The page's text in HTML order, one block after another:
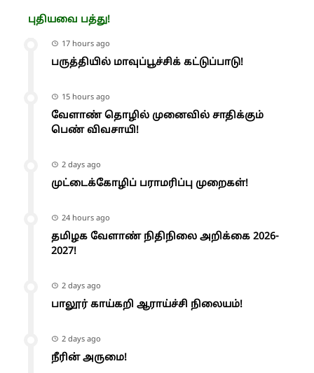
புதியவை பத்து!
17 hours ago
பருத்தியில் மாவுப்பூச்சிக் கட்டுப்பாடு!
15 hours ago
வேளாண் தொழில் முனைவில் சாதிக்கும்
பெண் விவசாயி!
2 days ago
முட்டைக்கோழிப் பராமரிப்பு முறைகள்!
24 hours ago
தமிழக வேளாண் நிதிநிலை அறிக்கை 2026-
2027!
2 days ago
பாலூர் காய்கறி ஆராய்ச்சி நிலையம்!
2 days ago
நீரின் அருமை!